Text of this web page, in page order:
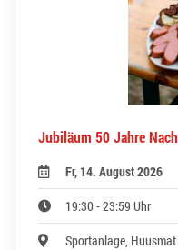
Jubiläum 50 Jahre
Fr, 14. August 2026
19:30 - 23:59 Uhr
Sportanlage,